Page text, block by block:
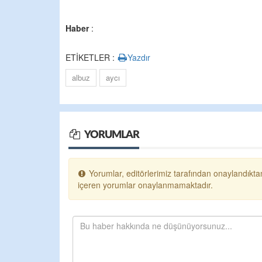
Haber:
ETİKETLER : Yazdır
albuz aycı
YORUMLAR
Yorumlar, editörlerimiz tarafından
içeren yorumlar onaylanmamaktadır.